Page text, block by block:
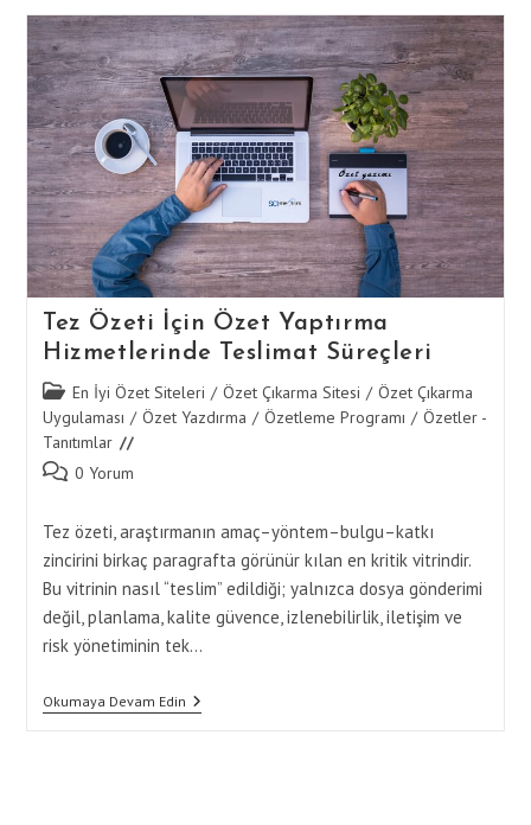
Özet
Yaptırma
Hizmetlerinde
Profesyonel
Yaklaşım
Tez Özeti İçin Özet Yaptırma
Hizmetlerinde Teslimat Süreçleri
Post
category:
En İyi Özet Siteleri / Özet Çıkarma Sitesi / Özet Çıkarma
Uygulaması / Özet Yazdırma / Özetleme Programı / Özetler -
Tanıtımlar
Post 0 Yorum
Tez özeti, araştırmanın amaç–yöntem–bulgu–katkı
zincirini birkaç paragrafta görünür kılan en kritik vitrindir.
Bu vitrinin nasıl “teslim” edildiği; yalnızca dosya gönderimi
değil, planlama, kalite güvence, izlenebilirlik, iletişim ve
risk yönetiminin tek…
Okumaya Devam EdinTez
Özeti